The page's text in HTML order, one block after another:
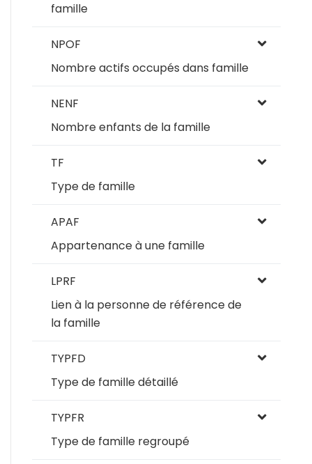
famille
NPOF
Nombre actifs occupés dans famille
NENF
Nombre enfants de la famille
TF
Type de famille
APAF
Appartenance à une famille
LPRF
Lien à la personne de référence de
la famille
TYPFD
Type de famille détaillé
TYPFR
Type de famille regroupé